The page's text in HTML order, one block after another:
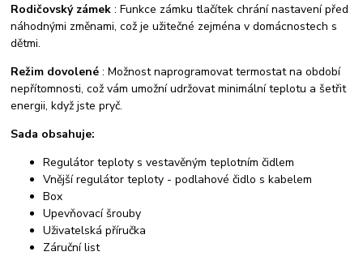
Rodičovský zámek : Funkce zámku tlačítek chrání nastavení před
náhodnými změnami, což je užitečné zejména v domácnostech s
dětmi.
Režim dovolené : Možnost naprogramovat termostat na období
nepřítomnosti, což vám umožní udržovat minimální teplotu a šetřit
energii, když jste pryč.
Sada obsahuje:
Regulátor teploty s vestavěným teplotním čidlem
Vnější regulátor teploty - podlahové čidlo s kabelem
Box
Upevňovací šrouby
Uživatelská příručka
Záruční list